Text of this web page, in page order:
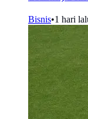
Bisnis•1 hari